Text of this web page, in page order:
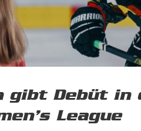
gibt Debüt in
League